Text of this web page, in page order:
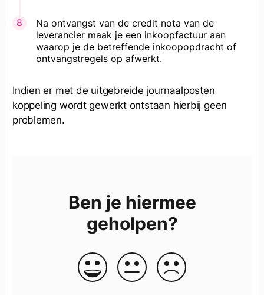
Na ontvangst van de credit nota van de
leverancier maak je een inkoopfactuur aan
waarop je de betreffende inkoopopdracht of
ontvangstregels op afwerkt.
Indien er met de uitgebreide journaalposten
koppeling wordt gewerkt ontstaan hierbij geen
problemen.
Ben je hiermee
geholpen?